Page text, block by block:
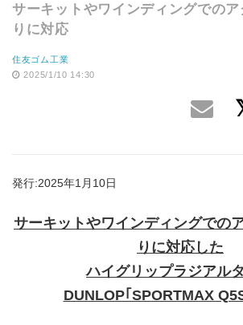
サーキットやワインディングでの
りに対応
住友ゴム工業
2025/1/10 14:30
発行:2025年1月10日
サーキットやワインディングでの
りに対応した
ハイグリップラジアル
DUNLOP｢SPORTMAX